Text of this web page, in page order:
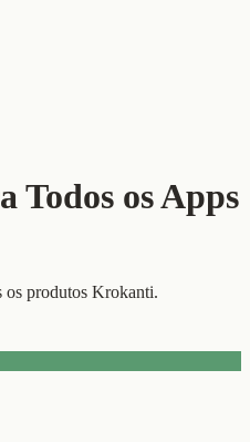
Todos os Apps
os produtos Krokanti.